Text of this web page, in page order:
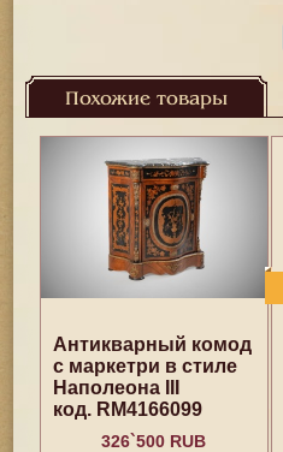
Похожие товары
Антикварный комод
с маркетри в стиле
Наполеона III
код. RM4166099
326`500 RUB